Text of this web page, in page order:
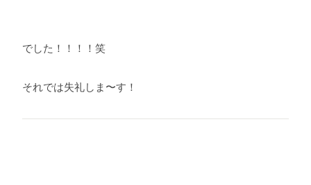
でした！！！！笑
それでは失礼しま〜す！